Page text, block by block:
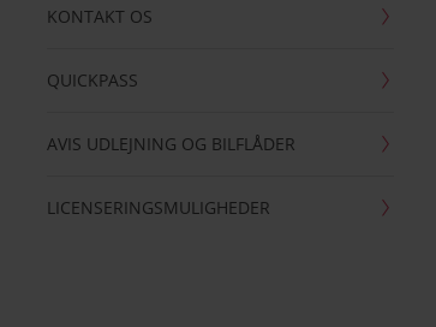
KONTAKT OS
QUICKPASS
AVIS UDLEJNING OG BILFLÅDER
LICENSERINGSMULIGHEDER